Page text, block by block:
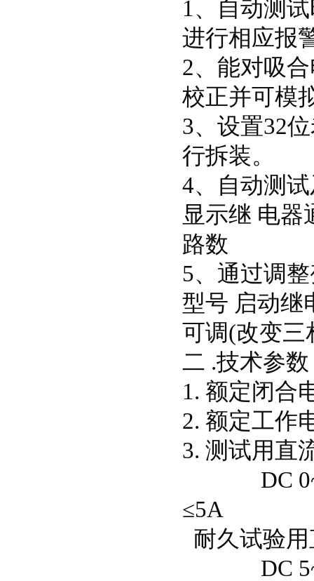
1、自动测
进行相应报
2、能对吸
校正并可模
3、设置32
行拆装。
4、自动测
显示继 电器
路数
5、通过调
型号 启动继
可调(改变三
二 .技术参数
1. 额定闭合
2. 额定工作
3. 测试用直
DC
≤5A
耐久试验
DC